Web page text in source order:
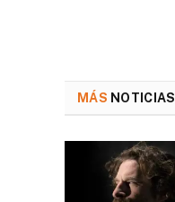
MÁS NOTICIAS